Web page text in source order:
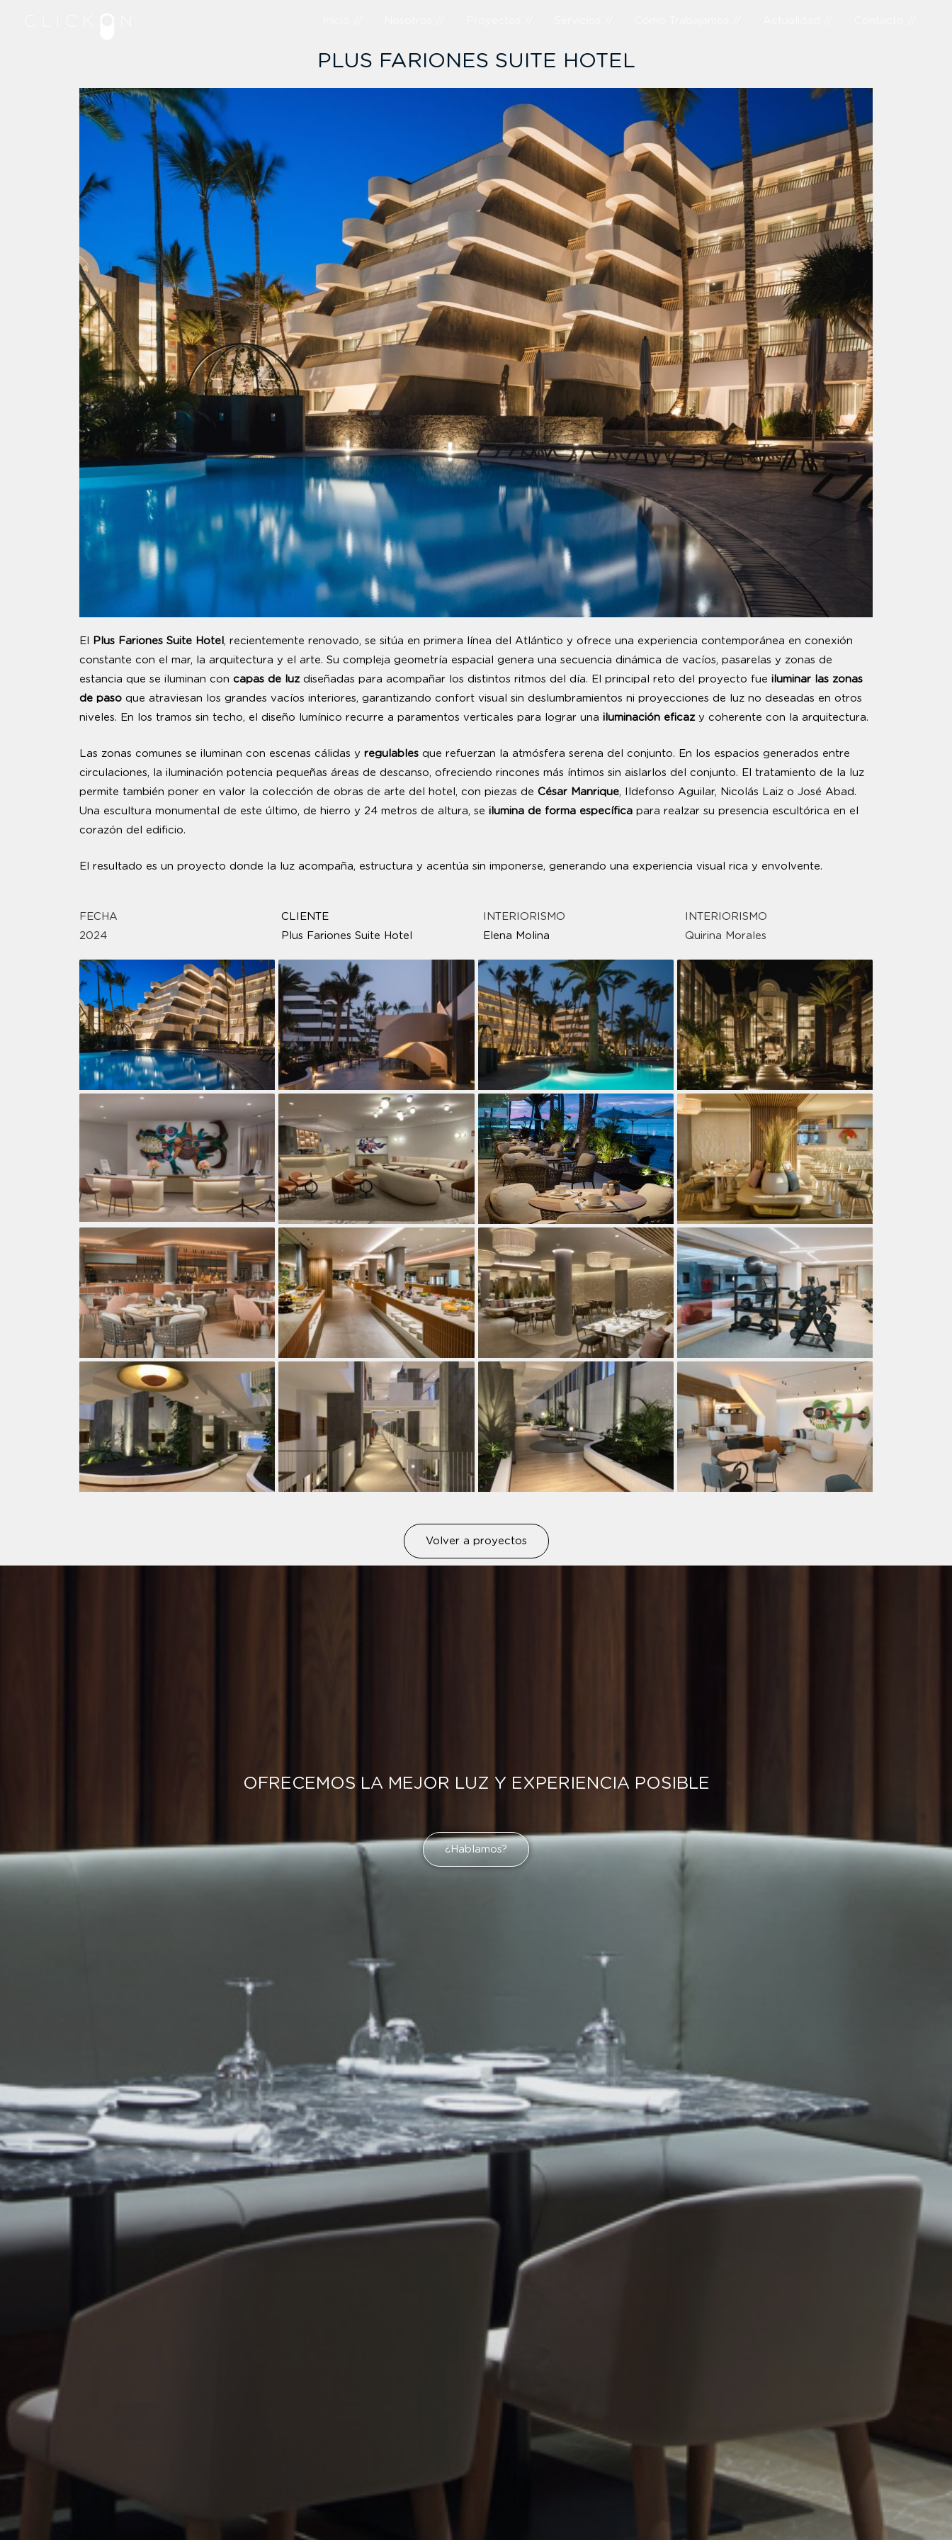
PLUS FARIONES SUITE HOTEL
El Plus Fariones Suite Hotel , recientemente renovado, se sitúa en primera línea del Atlántico y ofrece una experiencia contemporánea en conexión
constante con el mar, la arquitectura y el arte. Su compleja geometría espacial genera una secuencia dinámica de vacíos, pasarelas y zonas de
estancia que se iluminan con capas de luz diseñadas para acompañar los distintos ritmos del día. El principal reto del proyecto fue iluminar las zonas
de paso que atraviesan los grandes vacíos interiores, garantizando confort visual sin deslumbramientos ni proyecciones de luz no deseadas en otros
niveles. En los tramos sin techo, el diseño lumínico recurre a paramentos verticales para lograr una iluminación eficaz y coherente con la arquitectura.
Las zonas comunes se iluminan con escenas cálidas y regulables que refuerzan la atmósfera serena del conjunto. En los espacios generados entre
circulaciones, la iluminación potencia pequeñas áreas de descanso, ofreciendo rincones más íntimos sin aislarlos del conjunto. El tratamiento de la luz
permite también poner en valor la colección de obras de arte del hotel, con piezas de César Manrique, Ildefonso Aguilar, Nicolás Laiz o José Abad.
Una escultura monumental de este último, de hierro y 24 metros de altura, se ilumina de forma específica para realzar su presencia escultórica en el
corazón del edificio.
El resultado es un proyecto donde la luz acompaña, estructura y acentúa sin imponerse, generando una experiencia visual rica y envolvente.
FECHA
2024
CLIENTE
Plus Fariones Suite Hotel
INTERIORISMO
Elena Molina
INTERIORISMO
Quirina Morales
Volver a proyectos
OFRECEMOS LA MEJOR LUZ Y EXPERIENCIA POSIBLE
¿Hablamos?